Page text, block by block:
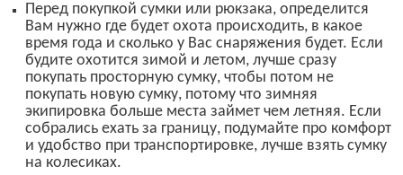
Перед покупкой сумки или рюкзака, определится
Вам нужно где будет охота происходить, в какое
время года и сколько у Вас снаряжения будет. Если
будите охотится зимой и летом, лучше сразу
покупать просторную сумку, чтобы потом не
покупать новую сумку, потому что зимняя
экипировка больше места займет чем летняя. Если
собрались ехать за границу, подумайте про комфорт
и удобство при транспортировке, лучше взять сумку
на колесиках.